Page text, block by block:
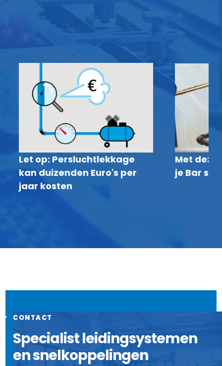
Let op: Persluchtlekkage
kan duizenden Euro's per
jaar kosten
Met
je Bar
CONTACT
Specialist leidingsystemen
en snelkoppelingen